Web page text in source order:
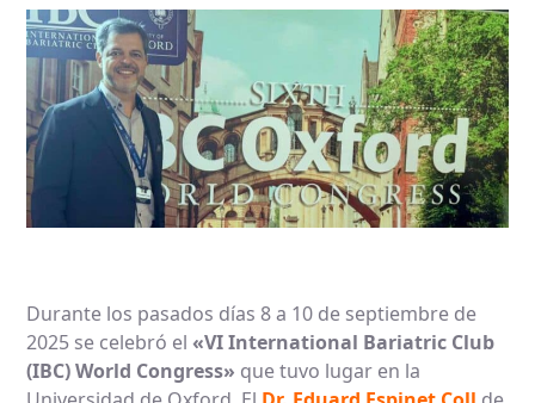
Durante los pasados días 8 a 10 de septiembre de
2025 se celebró el«VI International Bariatric Club
(IBC) World Congress» que tuvo lugar en la